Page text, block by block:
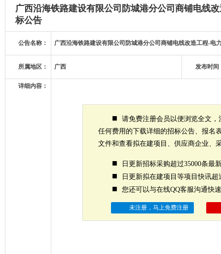
广西沿海铁路建设有限公司防城港分公司商铺电线
标公告
公告名称： 广西沿海铁路建设有限公司防城港分公司商铺电线改造工程-电
所属地区： 广西 发布时间
详细内容：
■
请免费注册会员以便浏览全文
任何费用的下载详细的招标公告、报名
文件和查看拟在建项目、供应商企业、
■ 日更新招标采购超过35000条最
■ 日更新拟在建项目等项目快讯超
■ 您还可以与在线QQ客服沟通快
未注册，马上免费注册